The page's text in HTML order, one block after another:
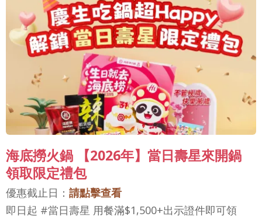
海底撈火鍋 【2026年】當日壽星來開鍋
領取限定禮包
優惠截止日： 請點擊查看
即日起 #當日壽星 用餐滿$1,500+出示證件即可領